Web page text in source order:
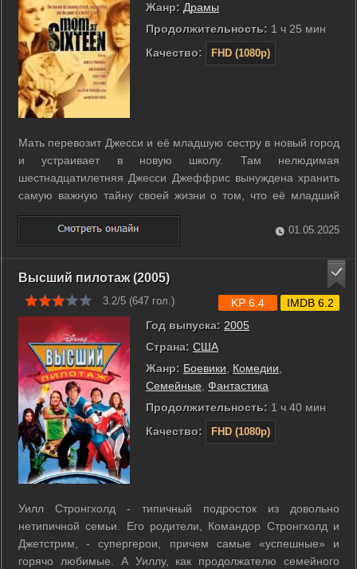
Жанр: Драмы
Продолжительность: 1 ч 25 мин
Качество:
FHD (1080p)
Мать перевозит Джесси и её младшую сестру в новый город
и устраивает в новую школу. Там нелюдимая
шестнадцатилетняя Джесси Джеффрис вынуждена хранить
самую важную тайну своей жизни о том, что её младший
брат, Чарли, на самом деле – её сын. Когда же Джесси идет
против воли матери и открывает правду, ей приходится
самой нести за всё ответственность. ...
01.05.2025
Высший пилотаж (2005)
3.2/5 (647 гол.)
Год выпуска: 2005
Страна: США
Жанр: Боевики Комедии
Семейные Фантастика
Продолжительность: 1 ч 40 мин
Качество:
FHD (1080p)
KP 6.4 IMDB 6.2
Уилл Стронгхолд - типичный подросток из довольно
нетипичной семьи. Его родители, Командор Стронгхолд и
Джетстрим, - супергерои, причем самые «успешные» и
горячо любимые. А Уиллу, как продолжателю семейного